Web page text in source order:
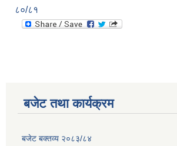
८०/८१
बजेट तथा कार्यक्रम
बजेट बक्तव्य २०८३/८४